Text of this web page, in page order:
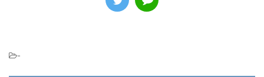
-